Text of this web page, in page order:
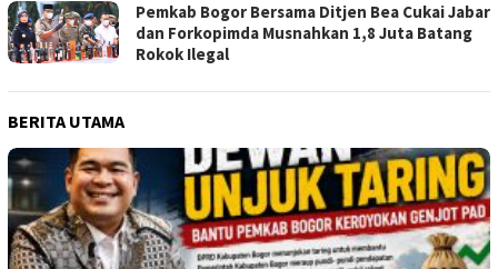
Pemkab Bogor Bersama Ditjen Bea Cukai Jabar
dan Forkopimda Musnahkan 1,8 Juta Batang
Rokok Ilegal
BERITA UTAMA